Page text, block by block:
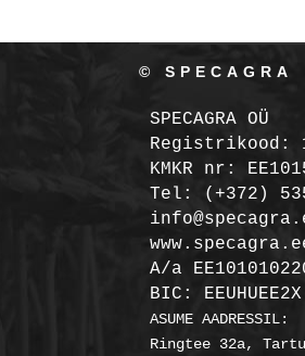
© SPECAGRA
SPECAGRA OÜ
Registrikood:
KMKR nr:
Tel: (+372)
A/a
BIC: EEUHUEE2X
ASUME AADRESSIL:
Ringtee 32a,